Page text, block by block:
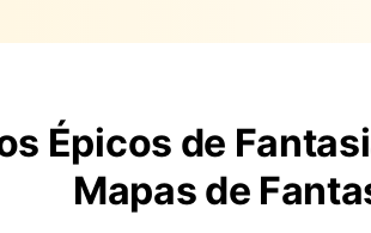
Épicos de
Mapas de